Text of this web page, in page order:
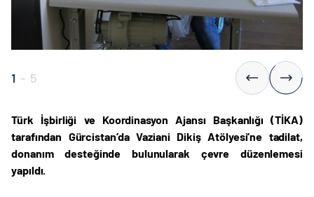
1 - 5
Türk İşbirliği ve Koordinasyon Ajansı Başkanlığı (TİKA)
tarafından Gürcistan’da Vaziani Dikiş Atölyesi’ne tadilat,
donanım desteğinde bulunularak çevre düzenlemesi
yapıldı.